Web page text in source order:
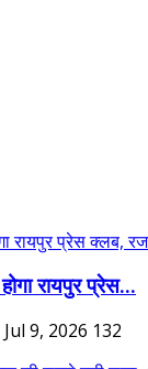
रायपुर प्रेस...
Jul 9, 2026 132